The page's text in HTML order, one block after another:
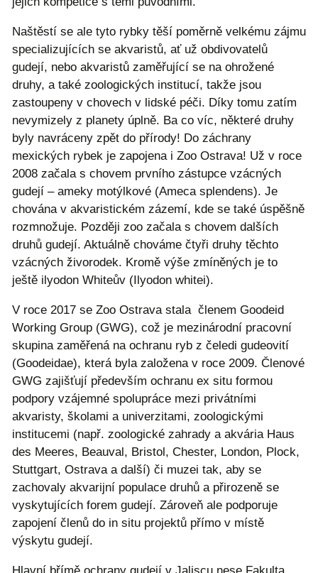
Naštěstí se ale tyto rybky těší poměrně velkému zájmu
specializujících se akvaristů, ať už obdivovatelů
gudejí, nebo akvaristů zaměřující se na ohrožené
druhy, a také zoologických institucí, takže jsou
zastoupeny v chovech v lidské péči. Díky tomu zatím
nevymizely z planety úplně. Ba co víc, některé druhy
byly navráceny zpět do přírody! Do záchrany
mexických rybek je zapojena i Zoo Ostrava! Už v roce
2008 začala s chovem prvního zástupce vzácných
gudejí – ameky motýlkové (Ameca splendens). Je
chována v akvaristickém zázemí, kde se také úspěšně
rozmnožuje. Později zoo začala s chovem dalších
druhů gudejí. Aktuálně chováme čtyři druhy těchto
vzácných živorodek. Kromě výše zmíněných je to
ještě ilyodon Whiteův (Ilyodon whitei).
V roce 2017 se Zoo Ostrava stala členem Goodeid
Working Group (GWG), což je mezinárodní pracovní
skupina zaměřená na ochranu ryb z čeledi gudeovití
(Goodeidae), která byla založena v roce 2009. Členové
GWG zajišťují především ochranu ex situ formou
podpory vzájemné spolupráce mezi privátními
akvaristy, školami a univerzitami, zoologickými
institucemi (např. zoologické zahrady a akvária Haus
des Meeres, Beauval, Bristol, Chester, London, Plock,
Stuttgart, Ostrava a další) či muzei tak, aby se
zachovaly akvarijní populace druhů a přirozeně se
vyskytujících forem gudejí. Zároveň ale podporuje
zapojení členů do in situ projektů přímo v místě
výskytu gudejí.